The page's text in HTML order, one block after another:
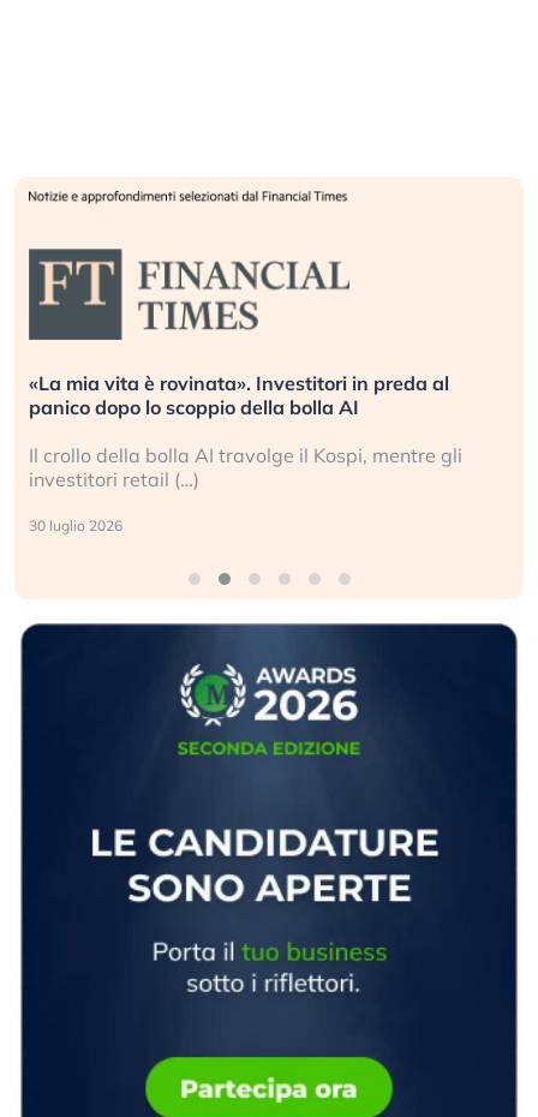
«La mia vita è rovinata». Investitori in preda al
panico dopo lo scoppio della bolla AI
Il crollo della bolla AI travolge il Kospi, mentre gli
investitori retail (…)
30 luglio 2026